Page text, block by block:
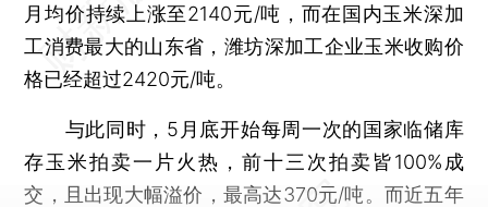
月均价持续上涨至2140元/吨，而在国内玉米深加
工消费最大的山东省，潍坊深加工企业玉米收购价
格已经超过2420元/吨。
与此同时，5月底开始每周一次的国家临储库
存玉米拍卖一片火热，前十三次拍卖皆100%成
交，且出现大幅溢价，最高达370元/吨。而近五年